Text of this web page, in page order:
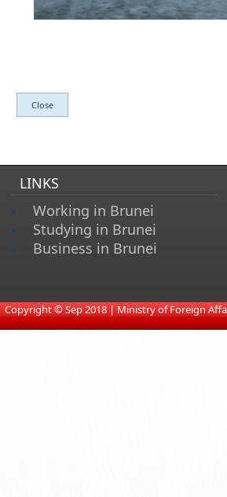
LINKS
Working in Brunei
Studying in Brunei
Business in Brunei
​Copyright © Sep 2018 | Ministry of Foreign